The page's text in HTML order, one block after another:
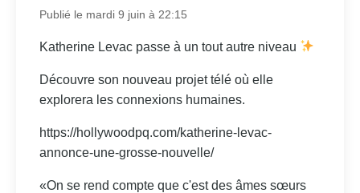
Publié le mardi 9 juin à 22:15
Katherine Levac passe à un tout autre niveau
Découvre son nouveau projet télé où elle
explorera les connexions humaines.
https://hollywoodpq.com/katherine-levac-
annonce-une-grosse-nouvelle/
«On se rend compte que c'est des âmes sœurs